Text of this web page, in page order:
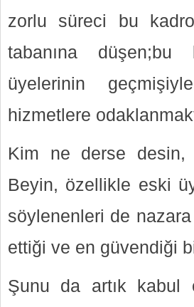
zorlu süreci bu
tabanına düşen;bu
üyelerinin
hizmetlere
Kim ne derse desin,
Beyin, özellikle eski
söylenenleri de
ettiği ve en güvendiği
Şunu da artık kabul